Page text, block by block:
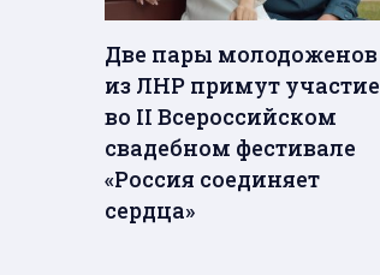
Две пары молодоженов
из ЛНР примут участие
во II Всероссийском
свадебном фестивале
«Россия соединяет
сердца»